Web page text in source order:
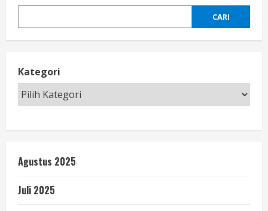
CARI
Kategori
Agustus 2025
Juli 2025